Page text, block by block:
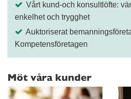
Möt våra kunder
Vårt kund-och konsultlöfte:
enkelhet och trygghet
Auktoriserat
Kompetensföretagen